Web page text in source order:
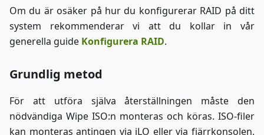
Om du är osäker på hur du konfigurerar RAID på ditt
system rekommenderar vi att du kollar in vår
generella guide Konfigurera RAID.
Grundlig metod
För att utföra själva återställningen måste den
nödvändiga Wipe ISO:n monteras och köras. ISO-filer
kan monteras antingen via iLO eller via fjärrkonsolen.